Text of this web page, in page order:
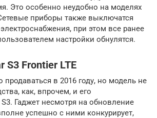
Это особенно неудобно на моделях
приборы также выключатся
при этом все ранее
настройки обнулятся.
S3 Frontier LTE
продаваться в 2016 году, но модель не
как, впрочем, и его
Гаджет несмотря на обновление
успешно с ними конкурирует,